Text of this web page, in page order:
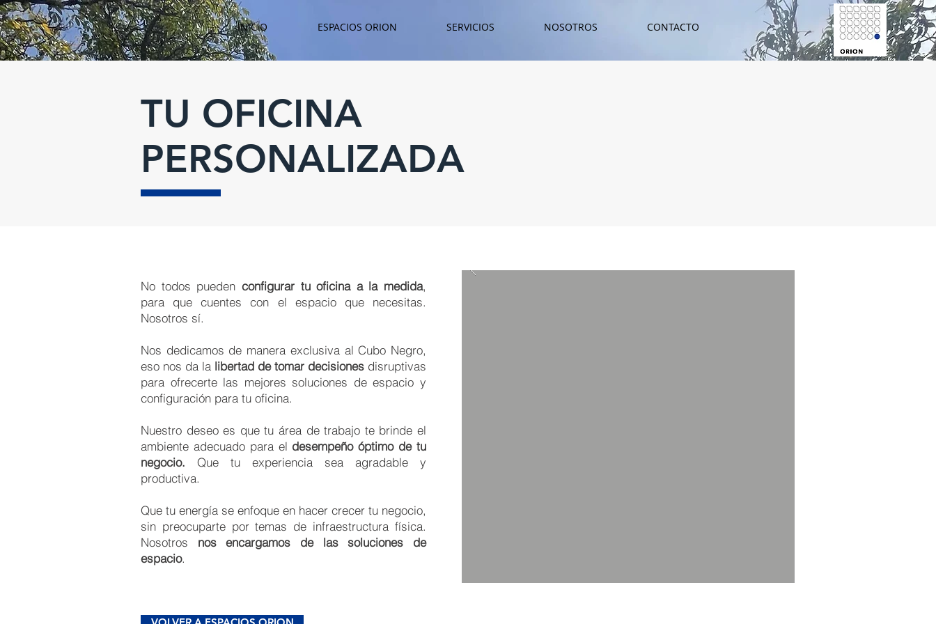
INICIO ESPACIOS ORION SERVICIOS NOSOTROS CONTACTO
TU OFICINA
PERSONALIZADA
No todos pueden configurar tu oficina a la medida,
para que cuentes con el espacio que necesitas.
Nosotros sí.
Nos dedicamos de manera exclusiva al Cubo Negro,
eso nos da la libertad de tomar decisiones disruptivas
para ofrecerte las mejores soluciones de espacio y
configuración para tu oficina.
Nuestro deseo es que tu área de trabajo te brinde el
ambiente adecuado para el desempeño óptimo de tu
negocio. Que tu experiencia sea agradable y
productiva.
Que tu energía se enfoque en hacer crecer tu negocio,
sin preocuparte por temas de infraestructura física.
Nosotros nos encargamos de las soluciones de
espacio.